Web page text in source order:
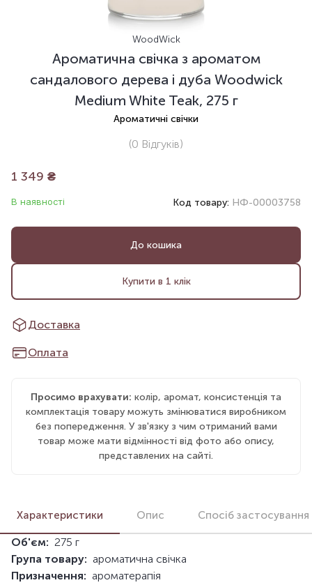
WoodWick
Ароматична свічка з ароматом
сандалового дерева і дуба Woodwick
Medium White Teak, 275 г
Ароматичні свічки
(0 Відгуків)
1 349 ₴
В наявності Код товару: НФ-00003758
До кошика
Купити в 1 клік
Доставка
Оплата
Просимо врахувати: колір, аромат, консистенція та
комплектація товару можуть змінюватися виробником
без попередження. У зв'язку з чим отриманий вами
товар може мати відмінності від фото або опису,
представлених на сайті.
Характеристики Опис Спосіб застосування
Об'єм: 275 г
Група товару: ароматична свічка
Призначення: ароматерапія